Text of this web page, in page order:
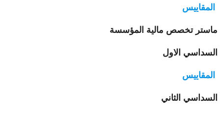
تخصص مالية المؤسسة
الاول
الثاني